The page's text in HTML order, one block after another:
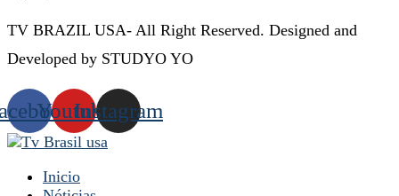
TV BRAZIL USA- All Right Reserved. Designed and
Developed by STUDYO YO
YoutubeInstagram
Inicio